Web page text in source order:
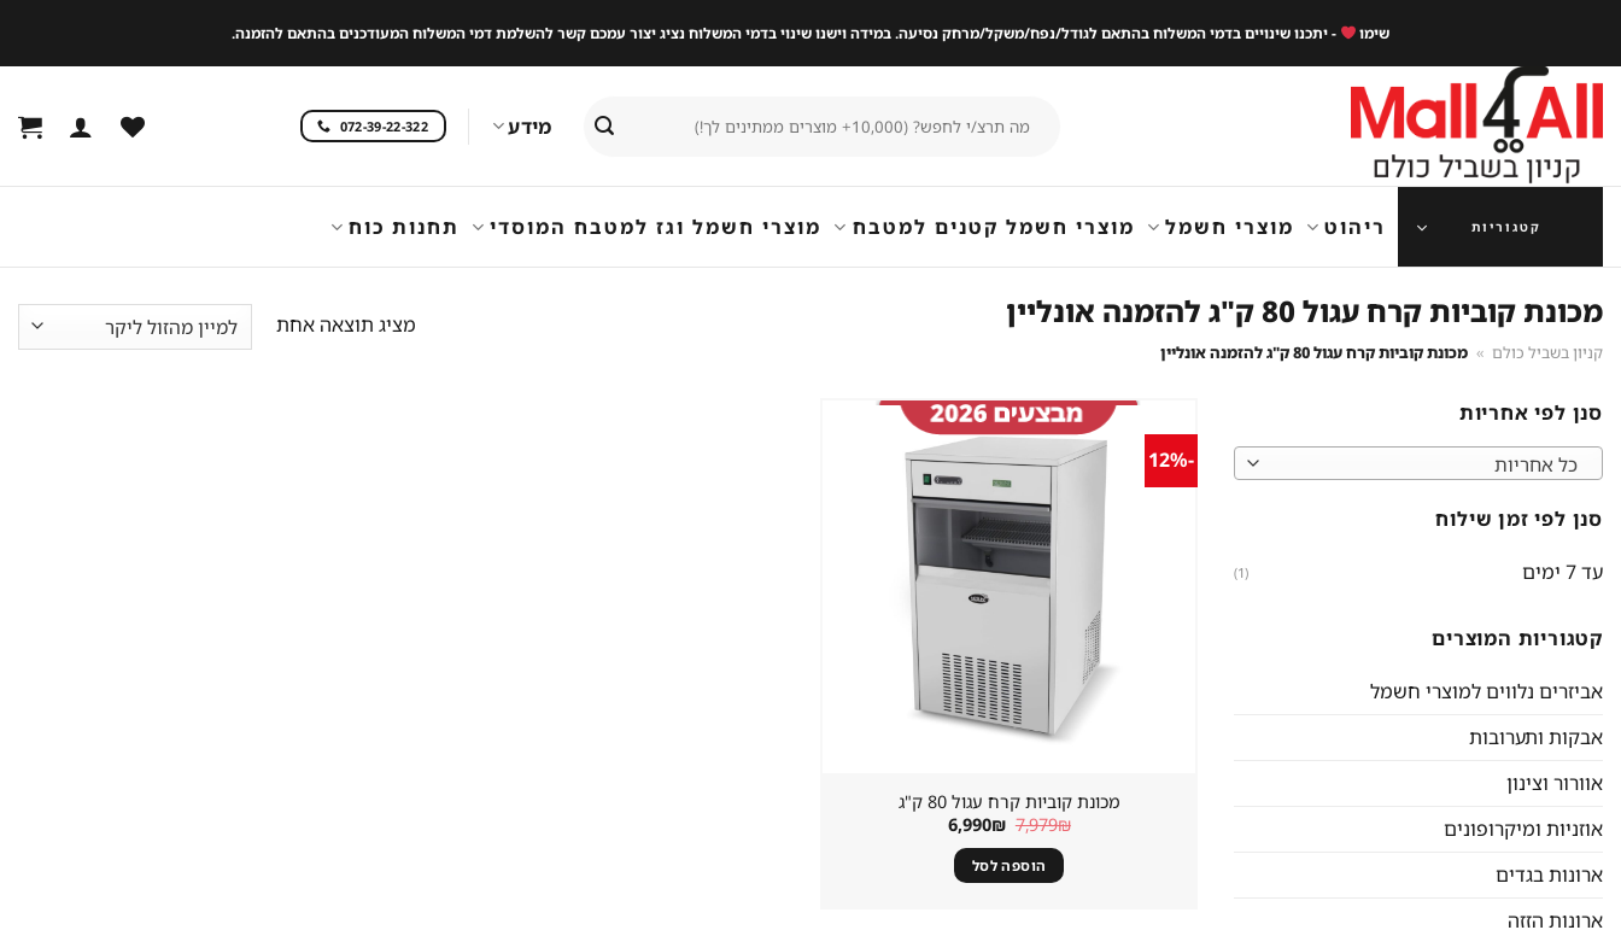
content
שימו - יתכנו שינויים בדמי המשלוח בהתאם לגודל/נפח/משקל/מרחק נסיעה. במידה וישנו שינוי בדמי המשלוח נציג יצור עמכם קשר להשלמת דמי המשלוח המעודכנים בהתאם להזמנה.
עבור:
מידע 072-39-22-322
קטגוריות ריהוט מוצרי חשמל מוצרי חשמל קטנים למטבח מוצרי חשמל וגז למטבח המוסדי תחנות כוח
מכונת קוביות קרח עגול 80 ק"ג להזמנה אונליין
קניון בשביל כולם » מכונת קוביות קרח עגול 80 ק"ג להזמנה אונליין
מציג תוצאה אחת
סנן לפי אחריות
כל אחריות
סנן לפי זמן שילוח
עד 7 ימים
(1)
קטגוריות המוצרים
אביזרים נלווים למוצרי חשמל
אבקות ותערובות
אוורור וצינון
אוזניות ומיקרופונים
ארונות בגדים
ארונות הזזה
-12%
מכונת קוביות קרח עגול 80 ק"ג
7,979₪ המחיר
המקורי
היה:
7,979₪.
6,990₪ המחיר
הוספה לסל